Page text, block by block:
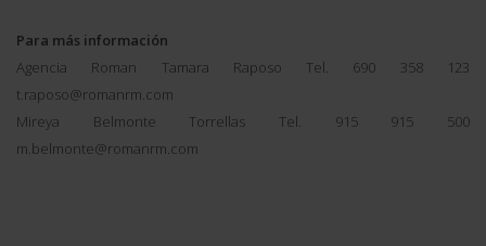
Para más información
Agencia Roman Tamara Raposo Tel. 690 358 123
t.raposo@romanrm.com
Mireya Belmonte Torrellas Tel. 915 915 500
m.belmonte@romanrm.com